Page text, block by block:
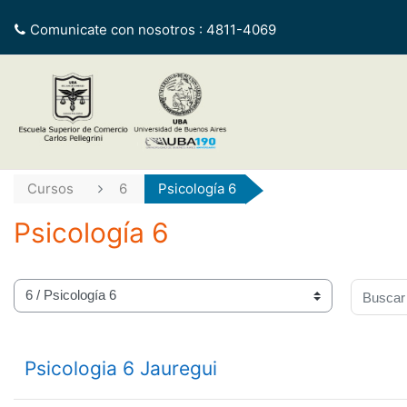
Comunicate con nosotros : 4811-4069
Cursos 6 Psicología 6
Psicología 6
Buscar
Psicologia 6 Jauregui